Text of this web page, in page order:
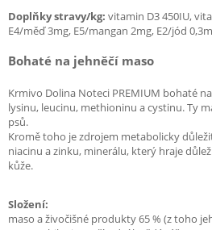
Doplňky stravy/kg: vitamin D3 450IU,
E4/měď 3mg, E5/mangan 2mg, E2/jód
Bohaté na jehněčí maso
Krmivo Dolina Noteci PREMIUM bohaté
lysinu, leucinu, methioninu a cystinu. Ty
psů.
Kromě toho je zdrojem metabolicky
niacinu a zinku, minerálu, který hraje
kůže.
Složení:
maso a živočišné produkty 65 % (z toho